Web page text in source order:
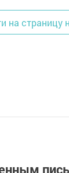
на страницу